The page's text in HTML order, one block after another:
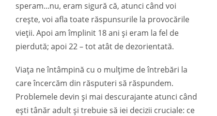
speram...nu, eram sigură că, atunci când voi
crește, voi afla toate răspunsurile la provocările
vieții. Apoi am împlinit 18 ani și eram la fel de
pierdută; apoi 22 – tot atât de dezorientată.
Viața ne întâmpină cu o mulțime de întrebări la
care încercăm din răsputeri să răspundem.
Problemele devin și mai descurajante atunci când
ești tânăr adult și trebuie să iei decizii cruciale: ce